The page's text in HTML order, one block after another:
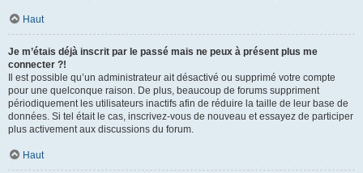
Haut
Je m’étais déjà inscrit par le passé mais ne peux à présent plus me
connecter ?!
Il est possible qu’un administrateur ait désactivé ou supprimé votre compte
pour une quelconque raison. De plus, beaucoup de forums suppriment
périodiquement les utilisateurs inactifs afin de réduire la taille de leur base de
données. Si tel était le cas, inscrivez-vous de nouveau et essayez de participer
plus activement aux discussions du forum.
Haut